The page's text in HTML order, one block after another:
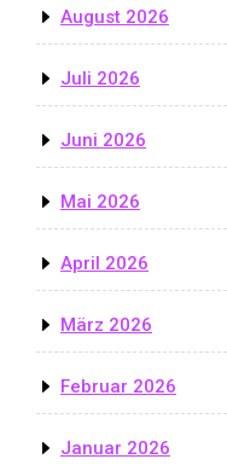
August 2026
Juli 2026
Juni 2026
Mai 2026
April 2026
März 2026
Februar 2026
Januar 2026